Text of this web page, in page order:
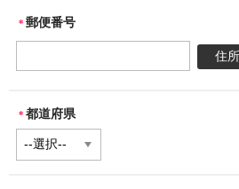
＊ 郵便番号
＊ 都道府県